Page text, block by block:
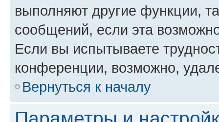
выполняют другие функции,
сообщений, если эта
Если вы испытываете
конференции, возможно,
Вернуться к началу